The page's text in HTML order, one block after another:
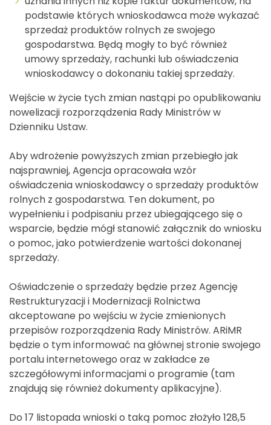
podstawie których wnioskodawca może wykazać
sprzedaż produktów rolnych ze swojego
gospodarstwa. Będą mogły to być również
umowy sprzedaży, rachunki lub oświadczenia
wnioskodawcy o dokonaniu takiej sprzedaży.
Wejście w życie tych zmian nastąpi po opublikowaniu
nowelizacji rozporządzenia Rady Ministrów w
Dzienniku Ustaw.
Aby wdrożenie powyższych zmian przebiegło jak
najsprawniej, Agencja opracowała wzór
oświadczenia wnioskodawcy o sprzedaży produktów
rolnych z gospodarstwa. Ten dokument, po
wypełnieniu i podpisaniu przez ubiegającego się o
wsparcie, będzie mógł stanowić załącznik do wniosku
o pomoc, jako potwierdzenie wartości dokonanej
sprzedaży.
Oświadczenie o sprzedaży będzie przez Agencję
Restrukturyzacji i Modernizacji Rolnictwa
akceptowane po wejściu w życie zmienionych
przepisów rozporządzenia Rady Ministrów. ARiMR
będzie o tym informować na głównej stronie swojego
portalu internetowego oraz w zakładce ze
szczegółowymi informacjami o programie (tam
znajdują się również dokumenty aplikacyjne).
Do 17 listopada wnioski o taką pomoc złożyło 128,5